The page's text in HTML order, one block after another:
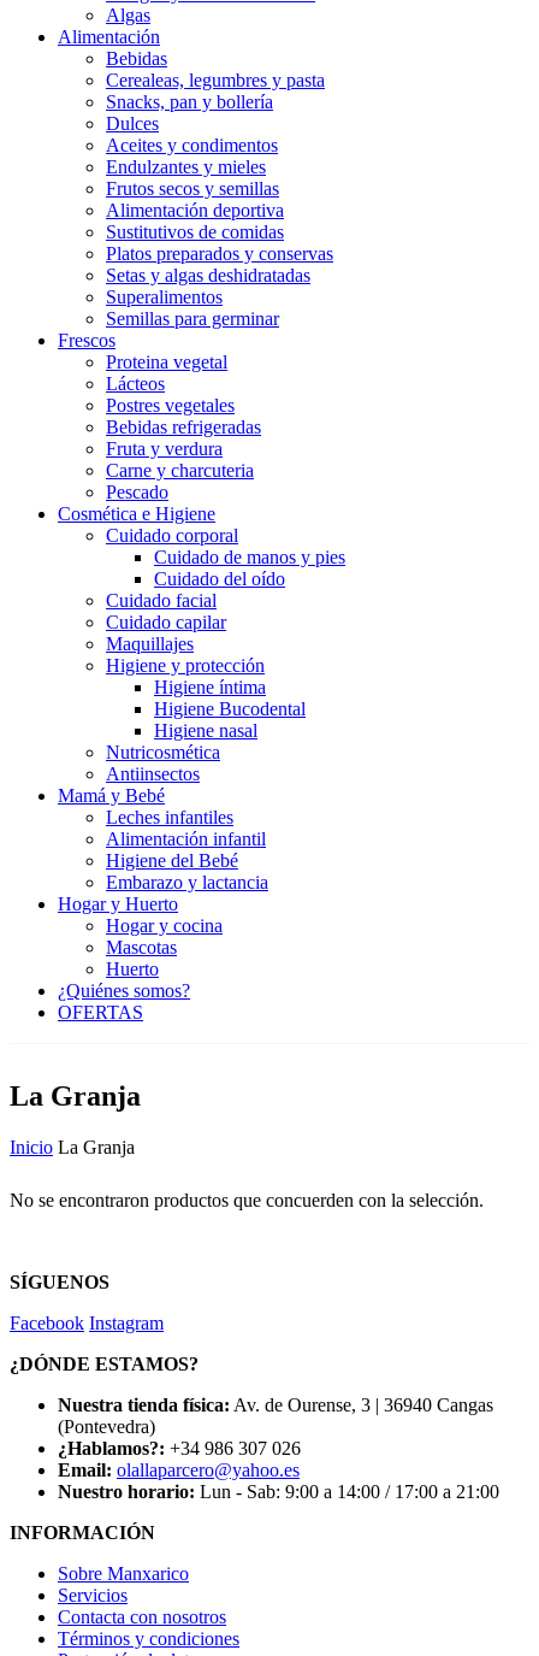
Algas
Alimentación
Bebidas
Cerealeas, legumbres y pasta
Snacks, pan y bollería
Dulces
Aceites y condimentos
Endulzantes y mieles
Frutos secos y semillas
Alimentación deportiva
Sustitutivos de comidas
Platos preparados y conservas
Setas y algas deshidratadas
Superalimentos
Semillas para germinar
Frescos
Proteina vegetal
Lácteos
Postres vegetales
Bebidas refrigeradas
Fruta y verdura
Carne y charcuteria
Pescado
Cosmética e Higiene
Cuidado corporal
Cuidado de manos y pies
Cuidado del oído
Cuidado facial
Cuidado capilar
Maquillajes
Higiene y protección
Higiene íntima
Higiene Bucodental
Higiene nasal
Nutricosmética
Antiinsectos
Mamá y Bebé
Leches infantiles
Alimentación infantil
Higiene del Bebé
Embarazo y lactancia
Hogar y Huerto
Hogar y cocina
Mascotas
Huerto
¿Quiénes somos?
OFERTAS
La Granja
Inicio La Granja
No se encontraron productos que concuerden con la selección.
SÍGUENOS
Facebook Instagram
¿DÓNDE ESTAMOS?
Nuestra tienda física: Av. de Ourense, 3 | 36940 Cangas
(Pontevedra)
¿Hablamos?: +34 986 307 026
Email: olallaparcero@yahoo.es
Nuestro horario: Lun - Sab: 9:00 a 14:00 / 17:00 a 21:00
INFORMACIÓN
Sobre Manxarico
Servicios
Contacta con nosotros
Términos y condiciones